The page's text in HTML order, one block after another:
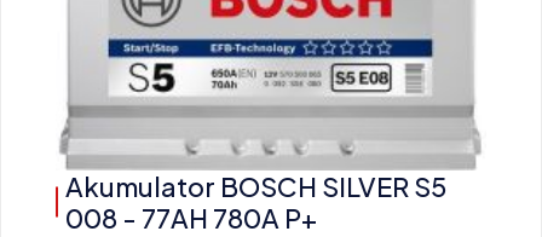
Akumulator BOSCH SILVER S5
008 - 77AH 780A P+